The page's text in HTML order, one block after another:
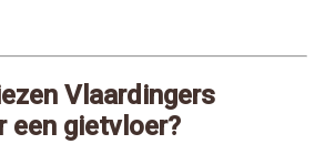
Vlaardingers
een gietvloer?